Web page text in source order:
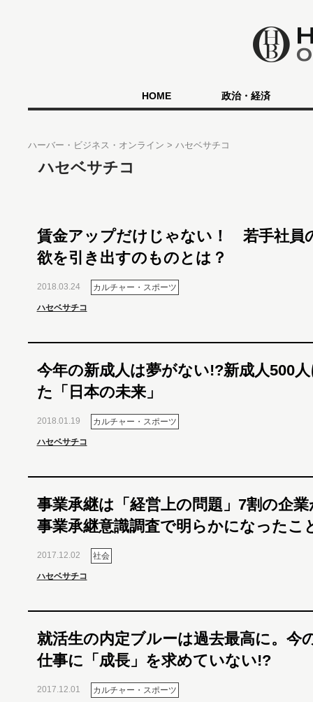
HOME 政治・経済
ハーバー・ビジネス・オンライン ハセベサチコ
ハセベサチコ
賃金アップだけじゃない！ 若手社員
欲を引き出すのものとは？
2018.03.24 カルチャー・スポーツ
ハセベサチコ
今年の新成人は夢がない!?新成人500
た「日本の未来」
2018.01.19 カルチャー・スポーツ
ハセベサチコ
事業承継は「経営上の問題」7割の企
事業承継意識調査で明らかになったこ
2017.12.02 社会
ハセベサチコ
就活生の内定ブルーは過去最高に。今
仕事に「成長」を求めていない!?
2017.12.01 カルチャー・スポーツ